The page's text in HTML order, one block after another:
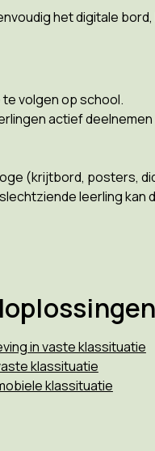
het digitale
volgen op school.
actief deelnemen
(krijtbord, posters,
leerling kan
in vaste klassituatie
klassituatie
klassituatie